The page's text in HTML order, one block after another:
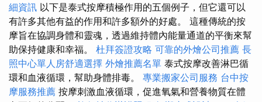
細資訊 以下是泰式按摩積極作用的五個例子，但它還可以
有許多其他有益的作用和許多額外的好處。 這種傳統的按
摩旨在協調身體和靈魂，透過維持體內能量通道的平衡來幫
助保持健康和幸福。 杜拜簽證攻略 可靠的外燴公司推薦 長
照中心單人房舒適選擇 外燴推薦名單 泰式按摩改善淋巴循
環和血液循環，幫助身體排毒。 專業搬家公司服務 台中按
摩服務推薦 按摩刺激血液循環，促進氧氣和營養物質在體